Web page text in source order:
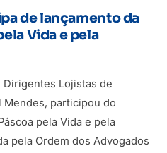
de lançamento da
Vida e pela
Dirigentes Lojistas de
Mendes, participou do
pela Vida e pela
pela Ordem dos Advogados